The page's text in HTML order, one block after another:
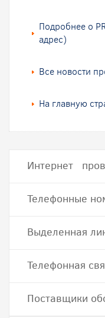
Подробнее о
адрес)
Все новости
На главную
Интернет
Телефонные
Выделенная
Телефонная
Поставщики